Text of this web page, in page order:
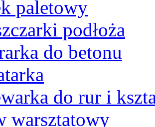
paletowy
podłoża
do betonu
do rur i
warsztatowy